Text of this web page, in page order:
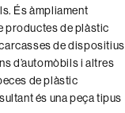
És àmpliament
productes de plàstic
de dispositius
d’automòbils i altres
de plàstic
és una peça tipus